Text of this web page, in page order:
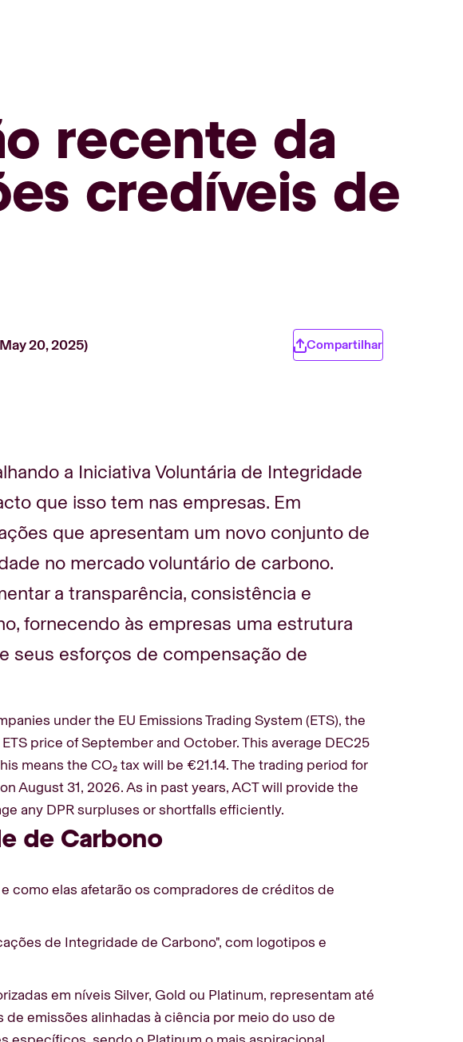
recente da
credíveis de
20, 2025) Compartilhar
a Iniciativa Voluntária de Integridade
que isso tem nas empresas. Em
que apresentam um novo conjunto de
no mercado voluntário de carbono.
a transparência, consistência e
fornecendo às empresas uma estrutura
seus esforços de compensação de
under the EU Emissions Trading System (ETS), the
price of September and October. This average DEC25
means the CO₂ tax will be €21.14. The trading period for
August 31, 2026. As in past years, ACT will provide the
any DPR surpluses or shortfalls efficiently.
de Carbono
como elas afetarão os compradores de créditos de
de Integridade de Carbono", com logotipos e
em níveis Silver, Gold ou Platinum, representam até
emissões alinhadas à ciência por meio do uso de